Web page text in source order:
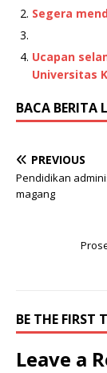
Segera
Ucapan
Universitas
BACA BERITA
PREVIOUS
Pendidikan
magang
BE THE FIRST
Leave a